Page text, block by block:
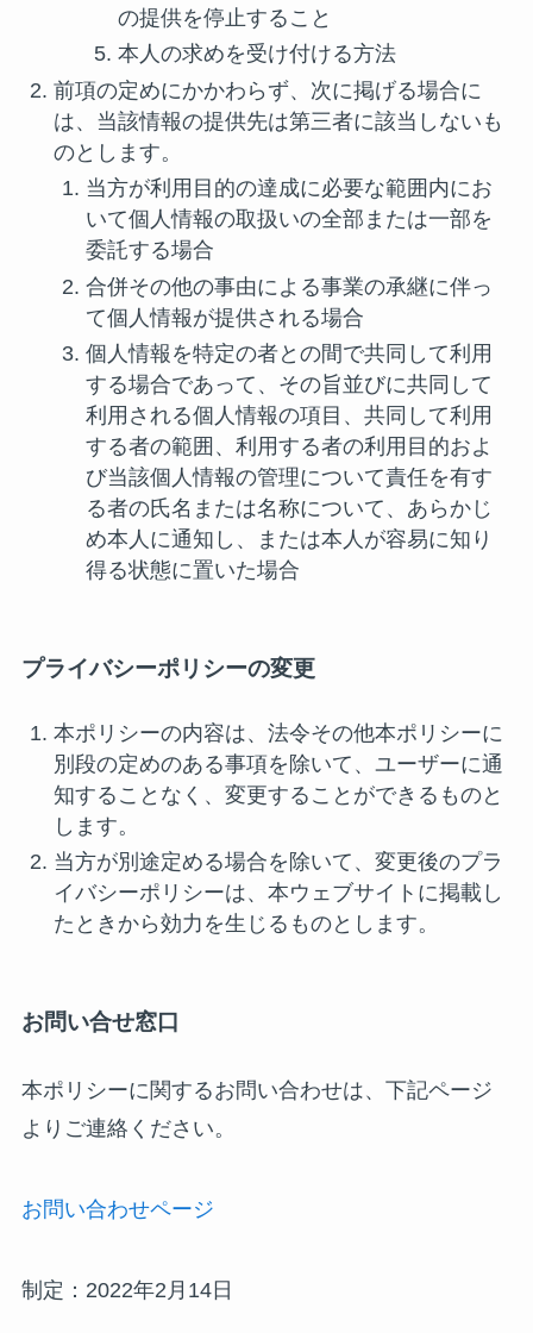
の提供を停止すること
本人の求めを受け付ける方法
前項の定めにかかわらず、次に掲げる場合に
は、当該情報の提供先は第三者に該当しないも
のとします。
当方が利用目的の達成に必要な範囲内にお
いて個人情報の取扱いの全部または一部を
委託する場合
合併その他の事由による事業の承継に伴っ
て個人情報が提供される場合
個人情報を特定の者との間で共同して利用
する場合であって、その旨並びに共同して
利用される個人情報の項目、共同して利用
する者の範囲、利用する者の利用目的およ
び当該個人情報の管理について責任を有す
る者の氏名または名称について、あらかじ
め本人に通知し、または本人が容易に知り
得る状態に置いた場合
プライバシーポリシーの変更
本ポリシーの内容は、法令その他本ポリシーに
別段の定めのある事項を除いて、ユーザーに通
知することなく、変更することができるものと
します。
当方が別途定める場合を除いて、変更後のプラ
イバシーポリシーは、本ウェブサイトに掲載し
たときから効力を生じるものとします。
お問い合せ窓口
本ポリシーに関するお問い合わせは、下記ページ
よりご連絡ください。
お問い合わせページ
制定：2022年2月14日